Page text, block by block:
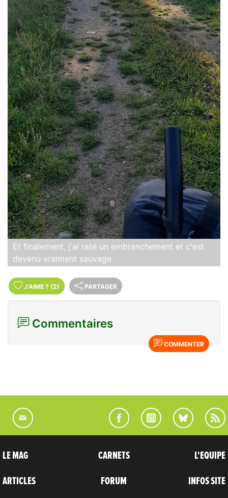
Et finalement, j'ai raté un embranchement et c'est
devenu vraiment sauvage
J'AIME ? (2) PARTAGER
Commentaires
COMMENTER
LE MAG
ARTICLES
CARNETS
FORUM
L'EQUIPE
INFOS SITE